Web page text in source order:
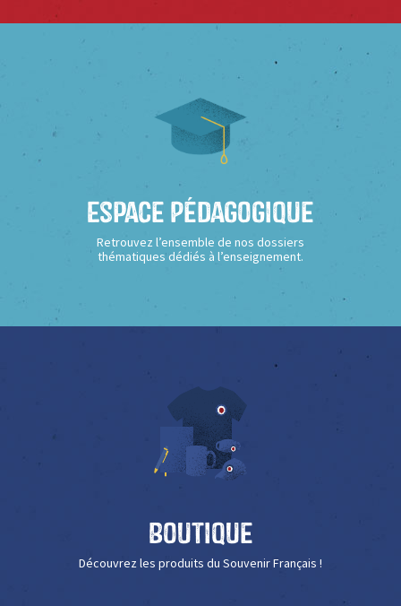
Espace Pédagogique
Retrouvez l’ensemble de nos dossiers
thématiques dédiés à l’enseignement.
Boutique
Découvrez les produits du Souvenir Français !